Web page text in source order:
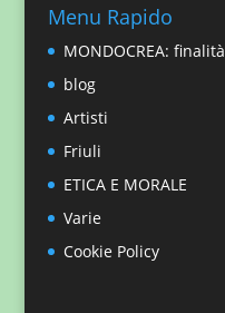
Menu Rapido
MONDOCREA: finalità
blog
Artisti
Friuli
ETICA E MORALE
Varie
Cookie Policy